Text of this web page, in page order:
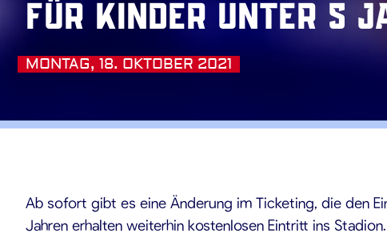
für Kinder unter 5
MONTAG, 18. OKTOBER 2021
Ab sofort gibt es eine Änderung im Ticketing, die den
Jahren erhalten weiterhin kostenlosen Eintritt ins